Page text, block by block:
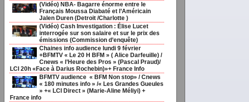
Meilleurcouv92
(Vidéo) NBA- Bagarre énorme entre le
Français Moussa Diabaté et l’Américain
Jalen Duren (Detroit /Charlotte )
(Vidéo) Cash Investigation : Élise Lucet
interrogée sur son salaire et sur le prix des
émissions (Commission d’enquête)
Chaines info audience lundi 9 février
+BFMTV « Le 20 H BFM » ( Alice Darfeuille) /
Cnews « l’Heure des Pros » (Pascal Praud)/
LCI 20h «Face à Darius Rochebin)»+ France Info
BFMTV audience « BFM Non stop» / Cnews
« 180 minutes info » /« Les Grandes Gueules
» +« LCI Direct » (Marie-Aline Méliyi) +
France info